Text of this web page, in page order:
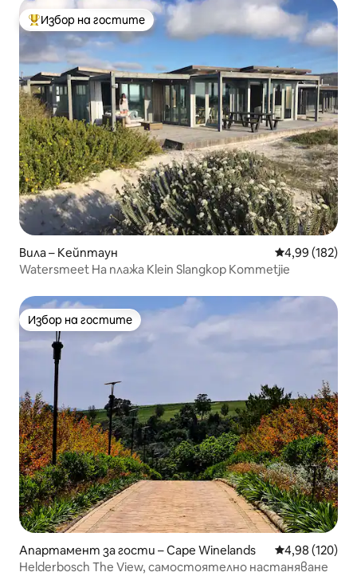
Най-популярен избор на гостите
Избор на гостите
Вила – Кейптаун Средна
4,99 (182)
Watersmeet На плажа Klein Slangkop Kommetjie
Избор на гостите
Избор на гостите
Апартамент за гости – Cape Winelands Средна
4,98 (120)
Helderbosch The View, самостоятелно настаняване